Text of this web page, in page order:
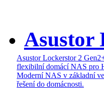
Asustor
Asustor Lockerstor 2
flexibilní domácí NAS pro
Moderní NAS v základní
řešení do domácnosti.